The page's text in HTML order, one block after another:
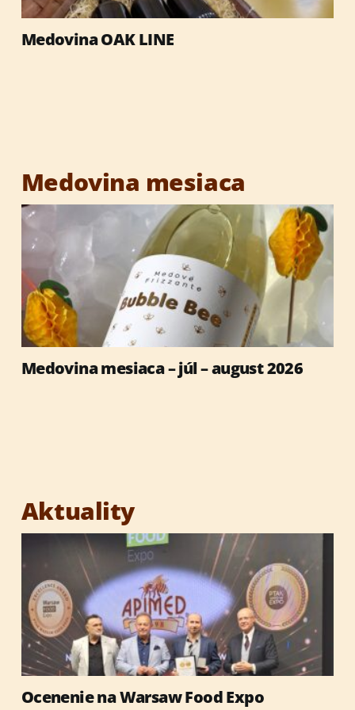
Výrobky so včelími produktmi
Medovina OAK LINE
Medovina mesiaca
Medovina mesiaca – júl – august 2026
Aktuality
Ocenenie na Warsaw Food Expo